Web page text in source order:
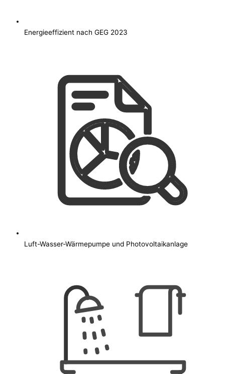
Energieeffizient nach GEG 2023
Luft-Wasser-Wärmepumpe und Photovoltaikanlage